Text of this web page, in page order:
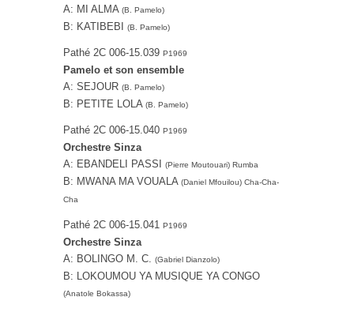
A: MI ALMA (B. Pamelo)
B: KATIBEBI (B. Pamelo)
Pathé 2C 006-15.039 P1969
Pamelo et son ensemble
A: SEJOUR (B. Pamelo)
B: PETITE LOLA (B. Pamelo)
Pathé 2C 006-15.040 P1969
Orchestre Sinza
A: EBANDELI PASSI
(Pierre Moutouari) Rumba
B: MWANA MA VOUALA (Daniel Mfouilou) Cha-Cha-
Cha
Pathé 2C 006-15.041 P1969
Orchestre Sinza
A: BOLINGO M. C. (Gabriel Dianzolo)
B: LOKOUMOU YA MUSIQUE YA CONGO
(Anatole Bokassa)